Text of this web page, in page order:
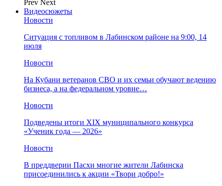
Prev Next
Видеосюжеты
Новости
Ситуация с топливом в Лабинском районе на 9:00, 14
июля
Новости
На Кубани ветеранов СВО и их семьи обучают ведению
бизнеса, а на федеральном уровне…
Новости
Подведены итоги XIX муниципального конкурса
«Ученик года — 2026»
Новости
В преддверии Пасхи многие жители Лабинска
присоединились к акции «Твори добро!»